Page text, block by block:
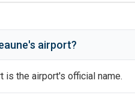
's airport?
is the airport's official name.